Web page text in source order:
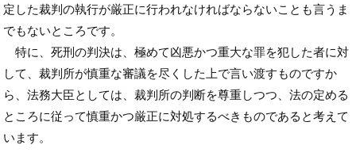
定した裁判の執行が厳正に行われなければならないことも言うま
でもないところです。
特に、死刑の判決は、極めて凶悪かつ重大な罪を犯した者に対
して、裁判所が慎重な審議を尽くした上で言い渡すものですか
ら、法務大臣としては、裁判所の判断を尊重しつつ、法の定める
ところに従って慎重かつ厳正に対処するべきものであると考えて
います。